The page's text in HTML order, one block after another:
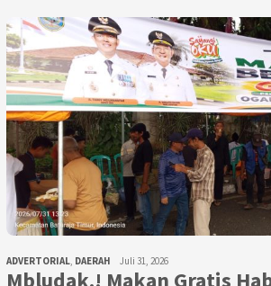
ADVERTORIAL, DAERAH Juli 31, 2026
Mbludak.! Makan Gratis